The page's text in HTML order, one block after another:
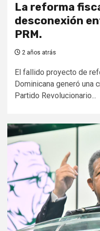
La reforma
desconexión
PRM.
2 años atrás
El fallido proyecto de
Dominicana generó una
Partido Revolucionario...